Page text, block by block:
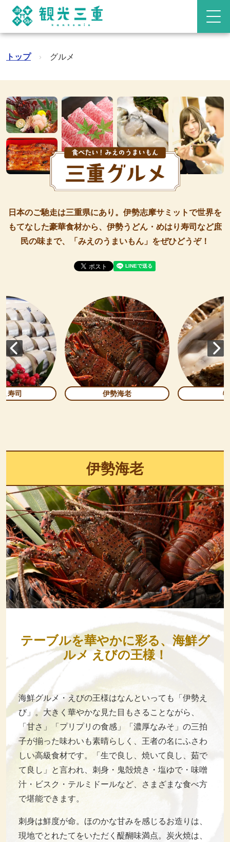
トップ › グルメ
日本のご馳走は三重県にあり。伊勢志摩サミットで世界を
もてなした豪華食材から、伊勢うどん・めはり寿司など庶
民の味まで、「みえのうまいもん」をぜひどうぞ！
寿司 伊勢海老
伊勢海老
テーブルを華やかに彩る、海鮮グ
ルメ えびの王様！
海鮮グルメ・えびの王様はなんといっても「伊勢え
び」。大きく華やかな見た目もさることながら、
「甘さ」「プリプリの食感」「濃厚なみそ」の三拍
子が揃った味わいも素晴らしく、王者の名にふさわ
しい高級食材です。「生で良し、焼いて良し、茹で
て良し」と言われ、刺身・鬼殻焼き・塩ゆで・味噌
汁・ビスク・テルミドールなど、さまざまな食べ方
で堪能できます。
刺身は鮮度が命。ほのかな甘みを感じるお造りは、
現地でとれたてをいただく醍醐味満点。炭火焼は、